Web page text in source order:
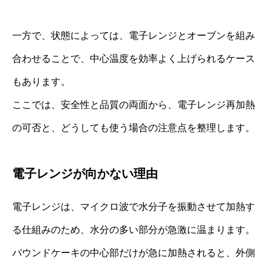
一方で、状態によっては、電子レンジとオーブンを組み
合わせることで、中心温度を効率よく上げられるケース
もあります。
ここでは、安全性と品質の両面から、電子レンジ再加熱
の可否と、どうしても使う場合の注意点を整理します。
電子レンジが向かない理由
電子レンジは、マイクロ波で水分子を振動させて加熱す
る仕組みのため、水分の多い部分が急激に温まります。
パウンドケーキの中心部だけが急に加熱されると、外側